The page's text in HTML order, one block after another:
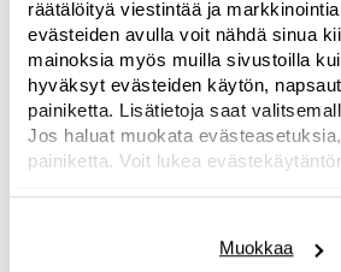
räätälöityä viestintää ja
evästeiden avulla voit nähdä sinua
mainoksia myös muilla sivustoilla
hyväksyt evästeiden käytön,
painiketta. Lisätietoja saat
Jos haluat muokata
painiketta. Voit lukea
Muokkaa
are looking for something in